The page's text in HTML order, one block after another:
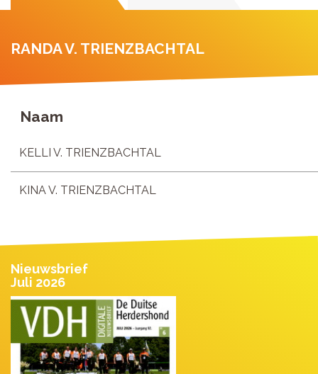
RANDA V. TRIENZBACHTAL
Naam
KELLI V. TRIENZBACHTAL
KINA V. TRIENZBACHTAL
Nieuwsbrief
Juli 2026